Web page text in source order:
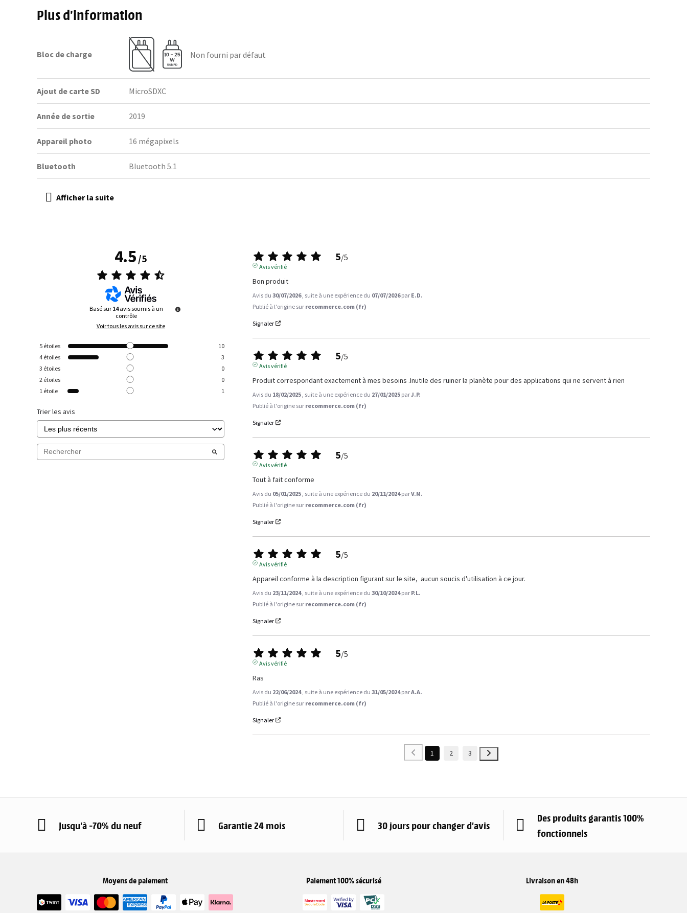
Plus d’information
Bloc de charge Non fourni par défaut
Ajout de carte SD MicroSDXC
Année de sortie 2019
Appareil photo 16 mégapixels
Bluetooth Bluetooth 5.1
4.5/5
Basé sur 14 avis soumis à un
contrôle
Voir tous les avis sur ce site
5 étoiles
10
4 étoiles
3
3 étoiles
0
2 étoiles
0
1 étoile 1
Trier les avis
5/5
Avis vérifié
Bon produit
Avis du30/07/2026 , suite à une expérience du 07/07/2026par E.D.
Publié à l'origine sur recommerce.com (fr)
Signaler
5/5
Avis vérifié
Produit correspondant exactement à mes besoins .Inutile des ruiner la planète pour des applications qui ne servent à rien
Avis du 18/02/2025 , suite à une expérience du 27/01/2025 parJ.P.
Publié à l'origine sur recommerce.com (fr)
Signaler
5/5
Avis vérifié
Tout à fait conforme
Avis du 05/01/2025 , suite à une expérience du 20/11/2024parV.M.
Publié à l'origine sur recommerce.com (fr)
Signaler
5/5
Avis vérifié
Appareil conforme à la description figurant sur le site,  aucun soucis d'utilisation à ce jour.
Avis du 23/11/2024 , suite à une expérience du30/10/2024par P.L.
Publié à l'origine sur recommerce.com (fr)
Signaler
5/5
Avis vérifié
Ras
Avis du 22/06/2024 , suite à une expérience du31/05/2024parA.A.
Publié à l'origine sur recommerce.com (fr)
Signaler
1 2 3
Jusqu'à -70% du neuf Garantie 24 mois 30 jours pour changer d'avis
Des produits garantis 100%
fonctionnels
Moyens de paiement Paiement 100% sécurisé Livraison en 48h